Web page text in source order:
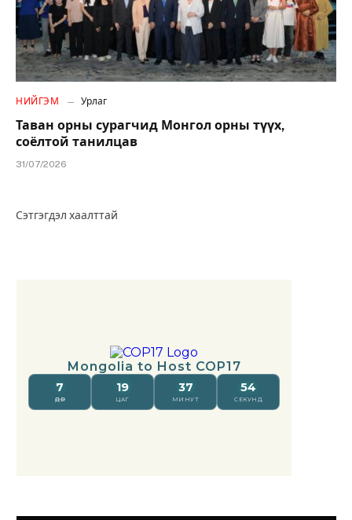
НИЙГЭМ Урлаг
Таван орны сурагчид Монгол орны түүх,
соёлтой танилцав
31/07/2026
Сэтгэгдэл хаалттай